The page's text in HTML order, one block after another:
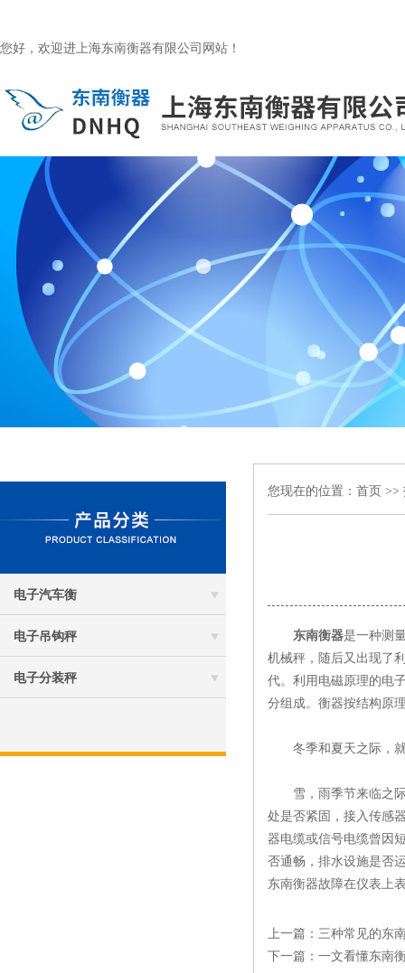
您好，欢迎进上海东南衡器有限公司网站！
电子汽车衡
电子吊钩秤
电子分装秤
您现在的位置： 首页 >>
东南衡器是一种测
机械秤，随后又出现了
代。利用电磁原理的电
分组成。衡器按结构原
冬季和夏天之际，就
雪，雨季节来临之际
处是否紧固，接入传感
器电缆或信号电缆曾因
否通畅，排水设施是否
东南衡器故障在仪表上
上一篇： 三种常见的东
下一篇： 一文看懂东南